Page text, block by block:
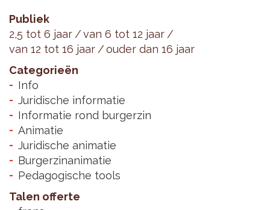
Publiek
2,5 tot 6 jaar
van 6 tot 12 jaar
van 12 tot 16 jaar
ouder dan 16 jaar
Categorieën
Info
Juridische informatie
Informatie rond burgerzin
Animatie
Juridische animatie
Burgerzinanimatie
Pedagogische tools
Talen offerte